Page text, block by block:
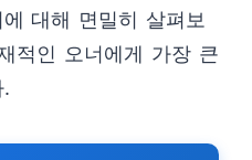
대해 면밀히 살펴보
적인 오너에게 가장 큰